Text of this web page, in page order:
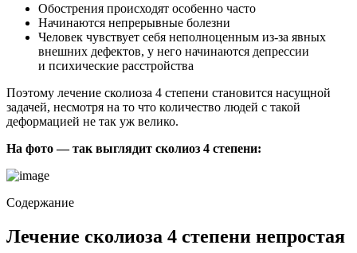
Обострения происходят особенно часто
Начинаются непрерывные болезни
Человек чувствует себя неполноценным из-за явных
внешних дефектов, у него начинаются депрессии
и психические расстройства
Поэтому лечение сколиоза 4 степени становится насущной
задачей, несмотря на то что количество людей с такой
деформацией не так уж велико.
На фото — так выглядит сколиоз 4 степени:
Содержание
Лечение сколиоза 4 степени непростая